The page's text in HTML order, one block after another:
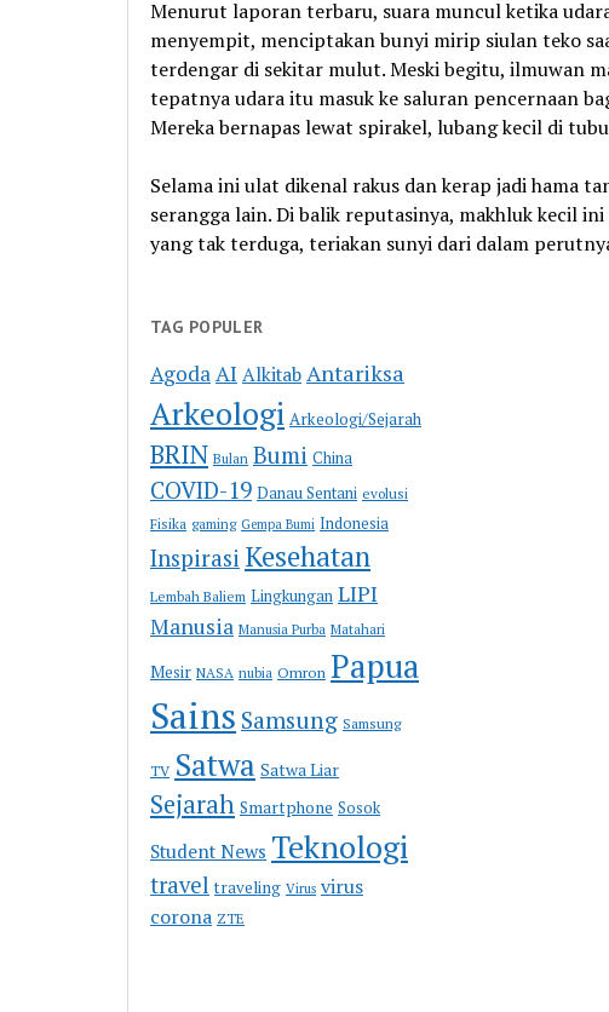
Menurut laporan terbaru, suara muncul ketika
menyempit, menciptakan bunyi mirip siulan teko
terdengar di sekitar mulut. Meski begitu, ilmuwan
tepatnya udara itu masuk ke saluran pencernaan
Mereka bernapas lewat spirakel, lubang kecil di
Selama ini ulat dikenal rakus dan kerap jadi hama
serangga lain. Di balik reputasinya, makhluk kecil
yang tak terduga, teriakan sunyi dari dalam
TAG POPULER
AgodaAI Alkitab Antariksa
Arkeologi Arkeologi/Sejarah
BRIN Bulan Bumi China
COVID-19 Danau Sentani evolusi
Fisika gaming Gempa Bumi Indonesia
Inspirasi Kesehatan
Lembah Baliem Lingkungan LIPI
Manusia Manusia Purba Matahari
Mesir NASA nubia Omron Papua
Sains Samsung Samsung
TV Satwa Satwa Liar
Sejarah Smartphone Sosok
Student News Teknologi
travel traveling Virus virus
corona ZTE